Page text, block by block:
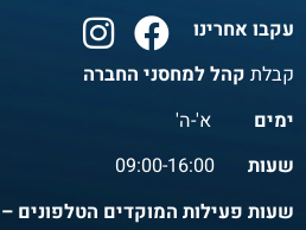
עקבו אחרינו
קבלת קהל למחסני החברה
ימים א'-ה'
שעות 09:00-16:00
שעות פעילות המוקדים הטלפונים